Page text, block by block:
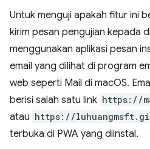
Untuk menguji apakah fitur ini
kirim pesan pengujian kepada
menggunakan aplikasi pesan
email yang dilihat di program
web seperti Mail di macOS.
berisi salah satu link https://
atau https://
terbuka di PWA yang diinstal.